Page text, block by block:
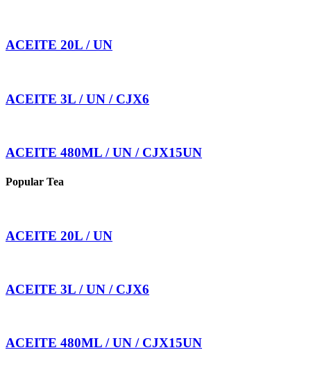
ACEITE 20L / UN
ACEITE 3L / UN / CJX6
ACEITE 480ML / UN / CJX15UN
Popular Tea
ACEITE 20L / UN
ACEITE 3L / UN / CJX6
ACEITE 480ML / UN / CJX15UN